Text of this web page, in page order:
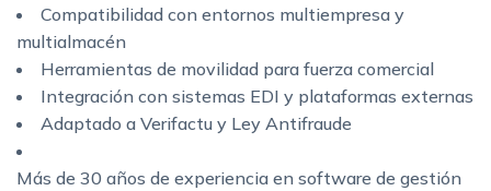
Compatibilidad con entornos multiempresa y
multialmacén
Herramientas de movilidad para fuerza comercial
Integración con sistemas EDI y plataformas externas
Adaptado a Verifactu y Ley Antifraude
Más de 30 años de experiencia en software de gestión